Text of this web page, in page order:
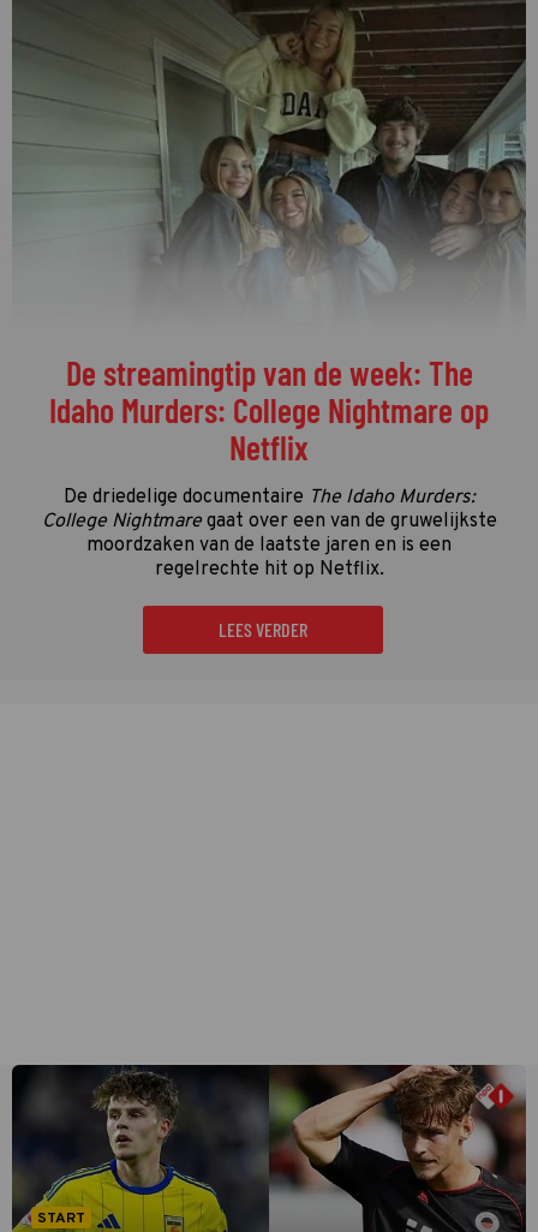
De streamingtip van de week: The
Idaho Murders: College Nightmare op
Netflix
De driedelige documentaire The Idaho Murders:
College Nightmaregaat over een van de gruwelijkste
moordzaken van de laatste jaren en is een
regelrechte hit op Netflix.
LEES VERDER
START